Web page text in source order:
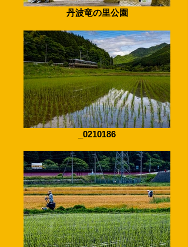
丹波竜の里公園
_0210186